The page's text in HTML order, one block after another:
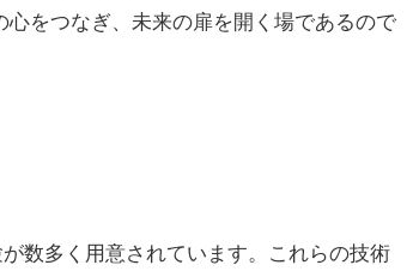
をつなぎ、未来の扉を開く場であるので
数多く用意されています。これらの技術